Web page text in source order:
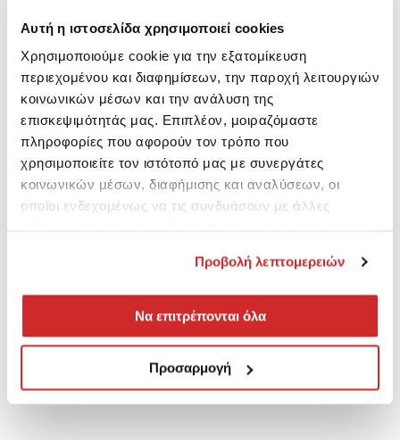
Αυτή η ιστοσελίδα χρησιμοποιεί cookies
Χρησιμοποιούμε cookie για την εξατομίκευση
περιεχομένου και διαφημίσεων, την παροχή λειτουργιών
κοινωνικών μέσων και την ανάλυση της
επισκεψιμότητάς μας. Επιπλέον, μοιραζόμαστε
πληροφορίες που αφορούν τον τρόπο που
χρησιμοποιείτε τον ιστότοπό μας με συνεργάτες
κοινωνικών μέσων, διαφήμισης και αναλύσεων, οι
οποίοι ενδεχομένως να τις συνδυάσουν με άλλες
Προβολή λεπτομερειών
Να επιτρέπονται όλα
Προσαρμογή